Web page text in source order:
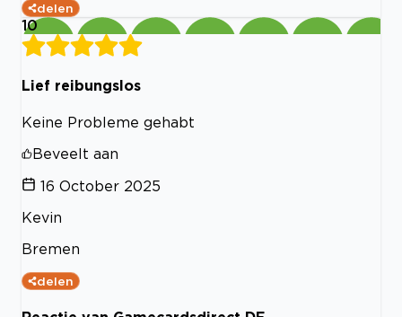
delen
10
Lief reibungslos
Keine Probleme gehabt
Beveelt aan
16 October 2025
Kevin
Bremen
delen